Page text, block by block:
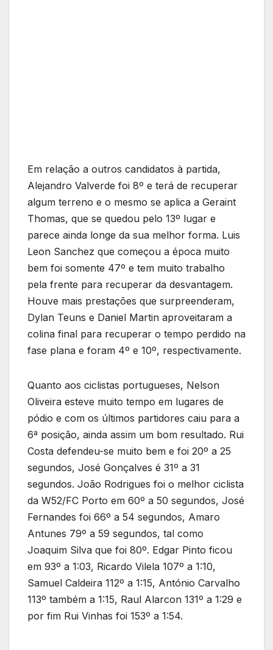
Em relação a outros candidatos à partida,
Alejandro Valverde foi 8º e terá de recuperar
algum terreno e o mesmo se aplica a Geraint
Thomas, que se quedou pelo 13º lugar e
parece ainda longe da sua melhor forma. Luis
Leon Sanchez que começou a época muito
bem foi somente 47º e tem muito trabalho
pela frente para recuperar da desvantagem.
Houve mais prestações que surpreenderam,
Dylan Teuns e Daniel Martin aproveitaram a
colina final para recuperar o tempo perdido na
fase plana e foram 4º e 10º, respectivamente.
Quanto aos ciclistas portugueses, Nelson
Oliveira esteve muito tempo em lugares de
pódio e com os últimos partidores caiu para a
6ª posição, ainda assim um bom resultado. Rui
Costa defendeu-se muito bem e foi 20º a 25
segundos, José Gonçalves é 31º a 31
segundos. João Rodrigues foi o melhor ciclista
da W52/FC Porto em 60º a 50 segundos, José
Fernandes foi 66º a 54 segundos, Amaro
Antunes 79º a 59 segundos, tal como
Joaquim Silva que foi 80º. Edgar Pinto ficou
em 93º a 1:03, Ricardo Vilela 107º a 1:10,
Samuel Caldeira 112º a 1:15, António Carvalho
113º também a 1:15, Raul Alarcon 131º a 1:29 e
por fim Rui Vinhas foi 153º a 1:54.